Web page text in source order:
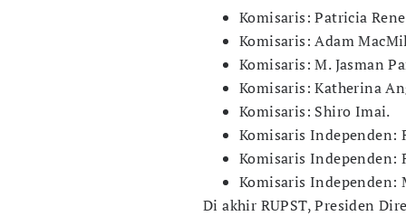
Komisaris: Patricia
Komisaris: Adam
Komisaris: M. Jasman
Komisaris: Katherina
Komisaris: Shiro Imai.
Komisaris Independen:
Komisaris Independen:
Komisaris Independen:
Di akhir RUPST, Presiden